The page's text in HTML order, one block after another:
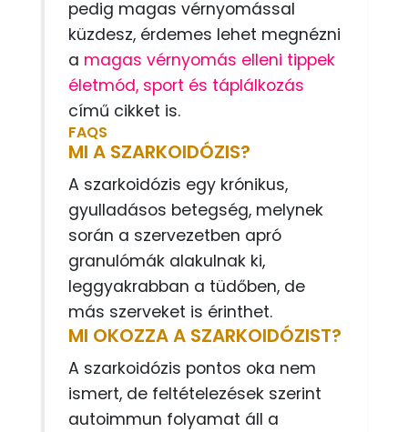
pedig magas vérnyomással
küzdesz, érdemes lehet megnézni
a magas vérnyomás elleni tippek
életmód, sport és táplálkozás
című cikket is.
FAQS
MI A SZARKOIDÓZIS?
A szarkoidózis egy krónikus,
gyulladásos betegség, melynek
során a szervezetben apró
granulómák alakulnak ki,
leggyakrabban a tüdőben, de
más szerveket is érinthet.
MI OKOZZA A SZARKOIDÓZIST?
A szarkoidózis pontos oka nem
ismert, de feltételezések szerint
autoimmun folyamat áll a